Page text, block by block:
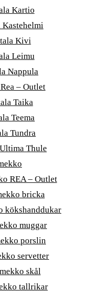
Kartio
Kivi
Leimu
Nappula
– Outlet
Taika
Teema
Tundra
Thule
REA – Outlet
bricka
kökshanddukar
muggar
porslin
servetter
skål
tallrikar